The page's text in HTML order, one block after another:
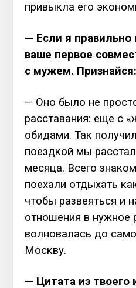
привыкла его
— Если я
ваше первое
с мужем.
— Оно было не
расставания: еще с
обидами. Так
поездкой мы
месяца. Всего
поехали отдыхать
чтобы развеяться и
отношения в нужное
волновалась до
Москву.
— Цитата из твоего